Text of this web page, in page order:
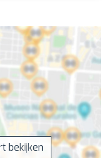
bekijken